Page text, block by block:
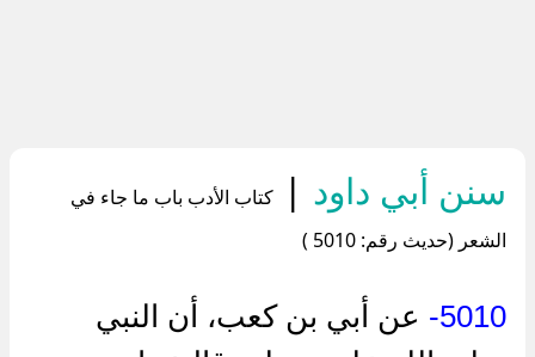
سنن أبي داود |
كتاب الأدب باب ما جاء في
الشعر (حديث رقم: 5010 )
5010-
عن أبي بن كعب، أن النبي